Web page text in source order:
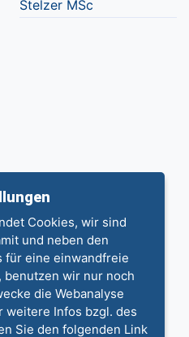
Stelzer MSc
Cookies, wir sind
und neben den
für eine einwandfreie
benutzen wir nur noch
die Webanalyse
weitere Infos bzgl. des
Sie den folgenden Link